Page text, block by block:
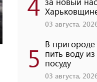
03 августа,
5 В
пить воду
посуду
03 августа,